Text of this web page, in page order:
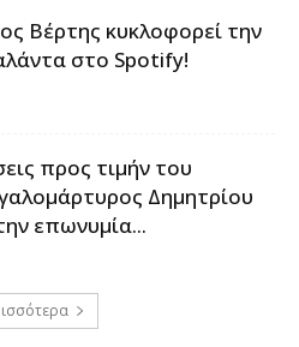
Βέρτης κυκλοφορεί την
στο Spotify!
προς τιμήν του
Δημητρίου
επωνυμία...